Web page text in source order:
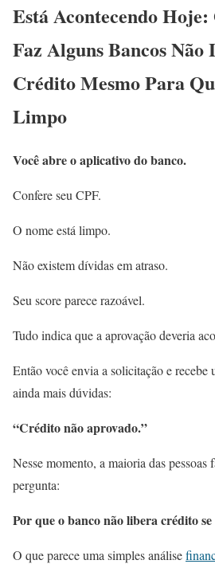
Está Acontecendo
Faz Alguns Bancos
Crédito Mesmo Para
Limpo
Você abre o aplicativo do banco.
Confere seu CPF.
O nome está limpo.
Não existem dívidas em atraso.
Seu score parece razoável.
Tudo indica que a aprovação deveria
Então você envia a solicitação e recebe
ainda mais dúvidas:
“Crédito não aprovado.”
Nesse momento, a maioria das pessoas
pergunta:
Por que o banco não libera crédito
O que parece uma simples análise